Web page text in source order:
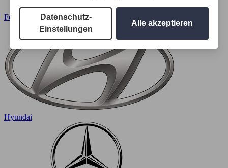
Ford
Hyundai
Datenschutz-
Einstellungen
Alle akzeptieren